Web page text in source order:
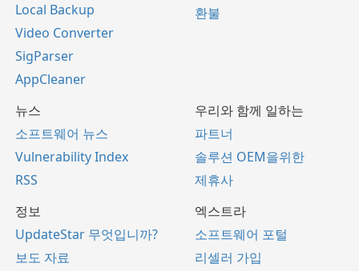
Local Backup
Video Converter
SigParser
AppCleaner
환불
뉴스
소프트웨어 뉴스
Vulnerability Index
RSS
우리와 함께 일하는
파트너
솔루션 OEM을위한
제휴사
정보
UpdateStar 무엇입니까?
보도 자료
엑스트라
소프트웨어 포털
리셀러 가입